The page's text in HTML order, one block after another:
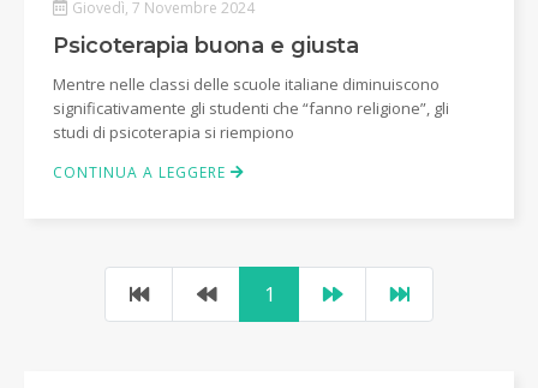
Giovedì, 7 Novembre 2024
Psicoterapia buona e giusta
Mentre nelle classi delle scuole italiane diminuiscono
significativamente gli studenti che “fanno religione”, gli
studi di psicoterapia si riempiono
CONTINUA A LEGGERE
1